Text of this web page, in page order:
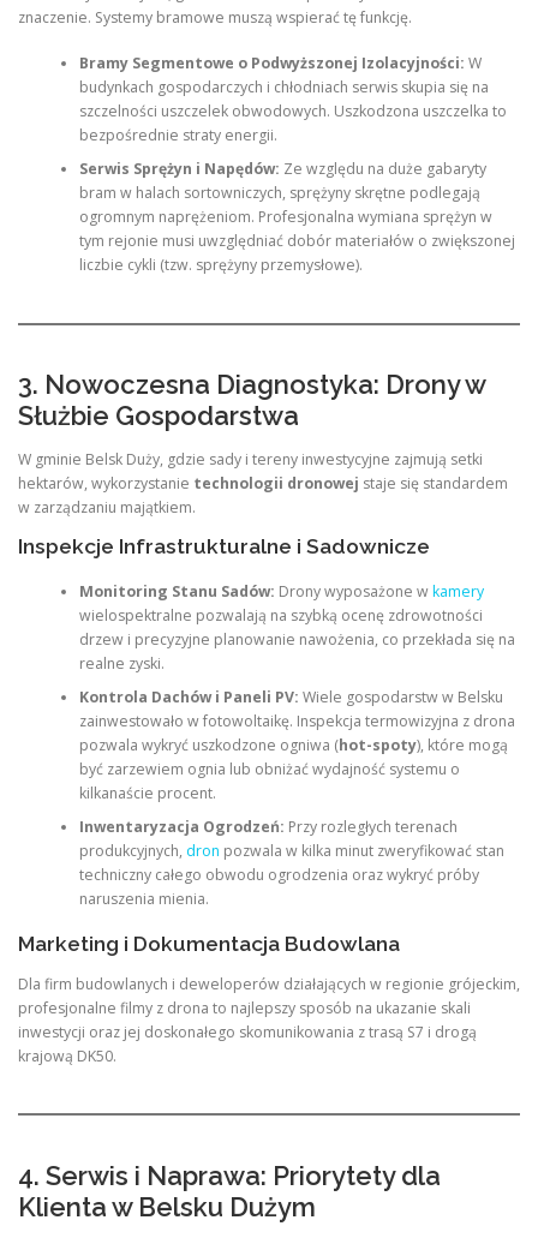
znaczenie. Systemy bramowe muszą wspierać tę funkcję.
Bramy Segmentowe o Podwyższonej Izolacyjności: W
budynkach gospodarczych i chłodniach serwis skupia się na
szczelności uszczelek obwodowych. Uszkodzona uszczelka to
bezpośrednie straty energii.
Serwis Sprężyn i Napędów: Ze względu na duże gabaryty
bram w halach sortowniczych, sprężyny skrętne podlegają
ogromnym naprężeniom. Profesjonalna wymiana sprężyn w
tym rejonie musi uwzględniać dobór materiałów o zwiększonej
liczbie cykli (tzw. sprężyny przemysłowe).
3. Nowoczesna Diagnostyka: Drony w
Służbie Gospodarstwa
W gminie Belsk Duży, gdzie sady i tereny inwestycyjne zajmują setki
hektarów, wykorzystanie technologii dronowej staje się standardem
w zarządzaniu majątkiem.
Inspekcje Infrastrukturalne i Sadownicze
Monitoring Stanu Sadów: Drony wyposażone wkamery
wielospektralne pozwalają na szybką ocenę zdrowotności
drzew i precyzyjne planowanie nawożenia, co przekłada się na
realne zyski.
Kontrola Dachów i Paneli PV: Wiele gospodarstw w Belsku
zainwestowało w fotowoltaikę. Inspekcja termowizyjna z drona
pozwala wykryć uszkodzone ogniwa (hot-spoty), które mogą
być zarzewiem ognia lub obniżać wydajność systemu o
kilkanaście procent.
Inwentaryzacja Ogrodzeń: Przy rozległych terenach
produkcyjnych, dron pozwala w kilka minut zweryfikować stan
techniczny całego obwodu ogrodzenia oraz wykryć próby
naruszenia mienia.
Marketing i Dokumentacja Budowlana
Dla firm budowlanych i deweloperów działających w regionie grójeckim,
profesjonalne filmy z drona to najlepszy sposób na ukazanie skali
inwestycji oraz jej doskonałego skomunikowania z trasą S7 i drogą
krajową DK50.
4. Serwis i Naprawa: Priorytety dla
Klienta w Belsku Dużym